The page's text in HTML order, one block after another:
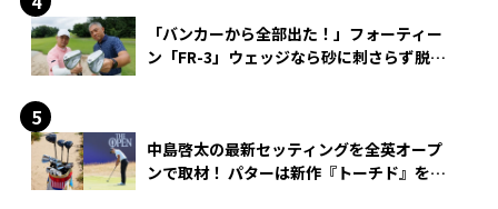
「バンカーから全部出た！」フォーティー
ン「FR-3」ウェッジなら砂に刺さらず脱出
中島啓太の最新セッティングを全英オープ
ンで取材！ パターは新作『トーチド』を投